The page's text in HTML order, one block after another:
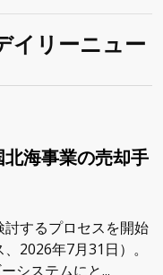
イリーニュー
海事業の売却手
するプロセスを開始
2026年7月31日）。
システムにと...